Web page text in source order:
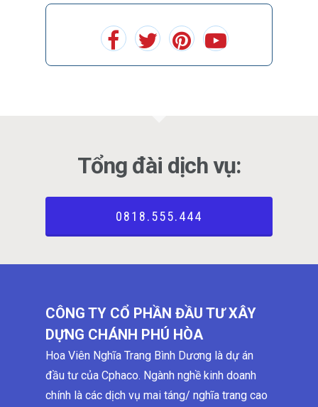
Tổng đài dịch vụ:
0818.555.444
CÔNG TY CỔ PHẦN ĐẦU TƯ XÂY
DỰNG CHÁNH PHÚ HÒA
Hoa Viên Nghĩa Trang Bình Dương là dự án
đầu tư của Cphaco. Ngành nghề kinh doanh
chính là các dịch vụ mai táng/ nghĩa trang cao